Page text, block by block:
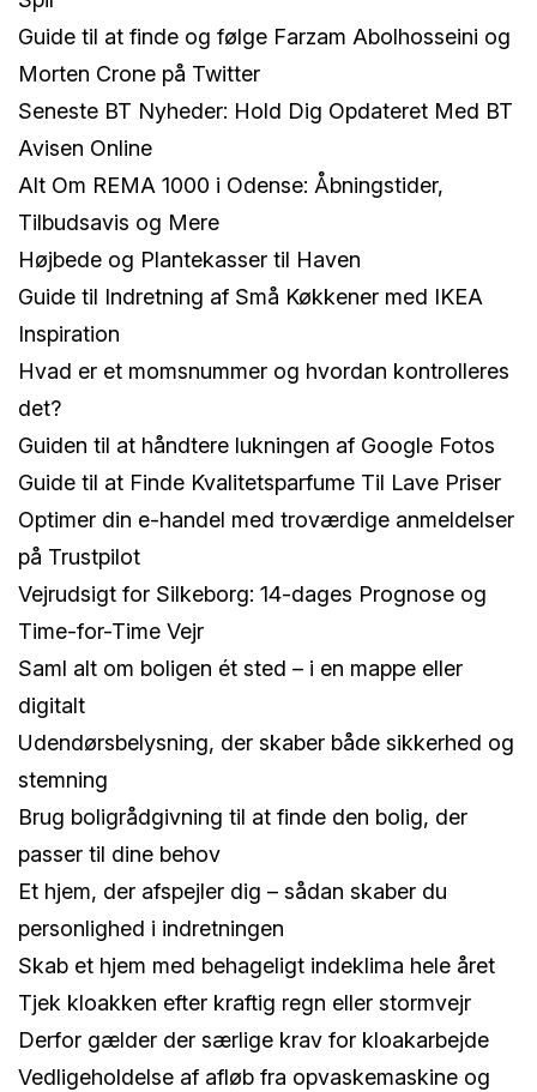
Guide til at finde og følge Farzam Abolhosseini og
Morten Crone på Twitter
Seneste BT Nyheder: Hold Dig Opdateret Med BT
Avisen Online
Alt Om REMA 1000 i Odense: Åbningstider,
Tilbudsavis og Mere
Højbede og Plantekasser til Haven
Guide til Indretning af Små Køkkener med IKEA
Inspiration
Hvad er et momsnummer og hvordan kontrolleres
det?
Guiden til at håndtere lukningen af Google Fotos
Guide til at Finde Kvalitetsparfume Til Lave Priser
Optimer din e-handel med troværdige anmeldelser
på Trustpilot
Vejrudsigt for Silkeborg: 14-dages Prognose og
Time-for-Time Vejr
Saml alt om boligen ét sted – i en mappe eller
digitalt
Udendørsbelysning, der skaber både sikkerhed og
stemning
Brug boligrådgivning til at finde den bolig, der
passer til dine behov
Et hjem, der afspejler dig – sådan skaber du
personlighed i indretningen
Skab et hjem med behageligt indeklima hele året
Tjek kloakken efter kraftig regn eller stormvejr
Derfor gælder der særlige krav for kloakarbejde
Vedligeholdelse af afløb fra opvaskemaskine og